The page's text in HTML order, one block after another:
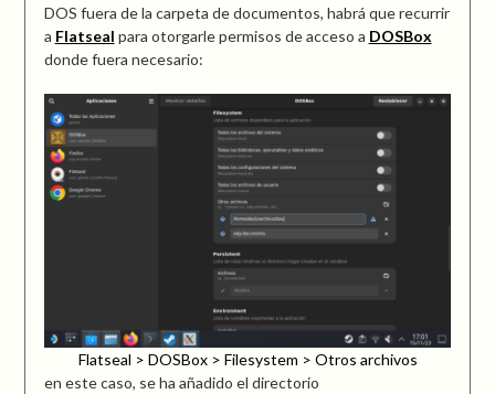
DOS fuera de la carpeta de documentos, habrá que recurrir
a Flatseal para otorgarle permisos de acceso a DOSBox
donde fuera necesario:
Flatseal > DOSBox > Filesystem > Otros archivos
en este caso, se ha añadido el directorio